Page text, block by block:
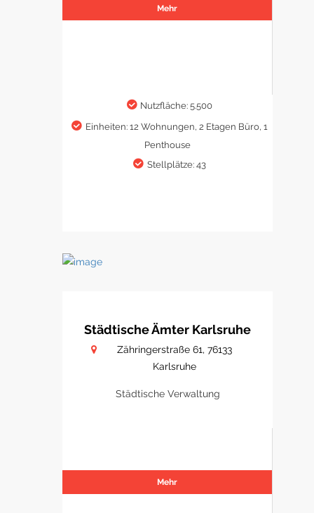
Mehr
Nutzfläche: 5.500
Einheiten: 12 Wohnungen, 2 Etagen Büro, 1
Penthouse
Stellplätze: 43
Städtische Ämter Karlsruhe
Zähringerstraße 61, 76133
Karlsruhe
Städtische Verwaltung
Mehr